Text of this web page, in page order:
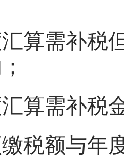
需补税但
需补税金
额与年度